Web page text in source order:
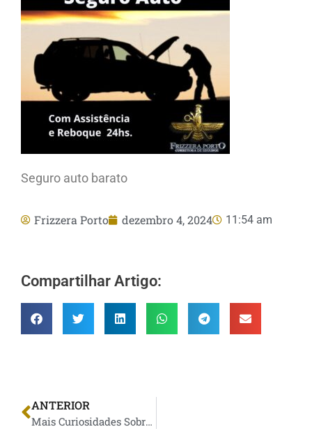
Seguro auto barato
Frizzera Porto dezembro 4, 2024 11:54 am
Compartilhar Artigo:
ANTERIOR
Mais Curiosidades Sobre o Seguro Auto